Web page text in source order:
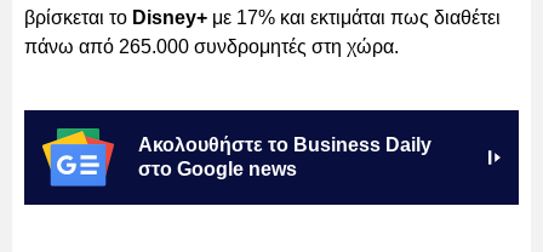
βρίσκεται το Disney+ με 17% και εκτιμάται πως διαθέτει
πάνω από 265.000 συνδρομητές στη χώρα.
Ακολουθήστε το Business Daily
στο Google news